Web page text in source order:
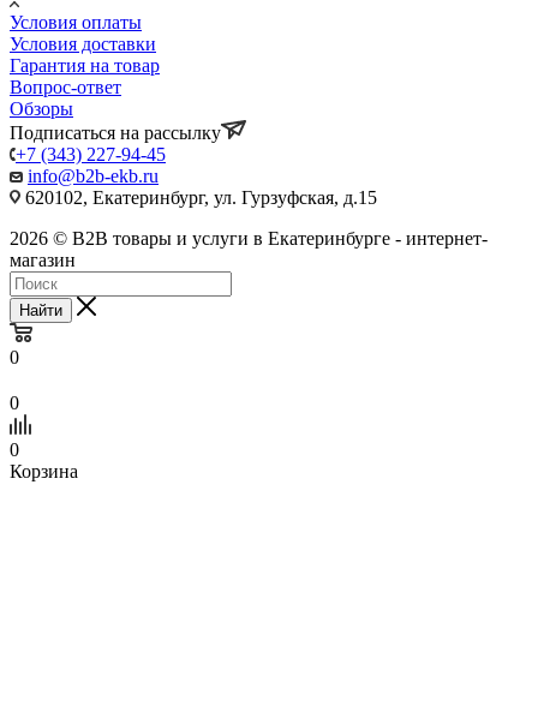
Условия оплаты
Условия доставки
Гарантия на товар
Вопрос-ответ
Обзоры
Подписаться на рассылку
+7 (343) 227-94-45
info@b2b-ekb.ru
620102, Екатеринбург, ул. Гурзуфская, д.15
2026 © B2B товары и услуги в Екатеринбурге - интернет-
магазин
Найти
0
0
0
Корзина